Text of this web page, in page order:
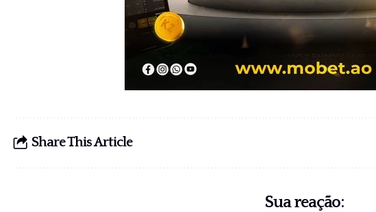
Share This Article
Sua reação: